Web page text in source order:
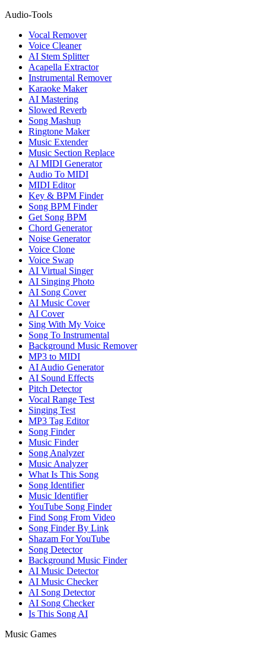
Audio-Tools
Vocal Remover
Voice Cleaner
AI Stem Splitter
Acapella Extractor
Instrumental Remover
Karaoke Maker
AI Mastering
Slowed Reverb
Song Mashup
Ringtone Maker
Music Extender
Music Section Replace
AI MIDI Generator
Audio To MIDI
MIDI Editor
Key & BPM Finder
Song BPM Finder
Get Song BPM
Chord Generator
Noise Generator
Voice Clone
Voice Swap
AI Virtual Singer
AI Singing Photo
AI Song Cover
AI Music Cover
AI Cover
Sing With My Voice
Song To Instrumental
Background Music Remover
MP3 to MIDI
AI Audio Generator
AI Sound Effects
Pitch Detector
Vocal Range Test
Singing Test
MP3 Tag Editor
Song Finder
Music Finder
Song Analyzer
Music Analyzer
What Is This Song
Song Identifier
Music Identifier
YouTube Song Finder
Find Song From Video
Song Finder By Link
Shazam For YouTube
Song Detector
Background Music Finder
AI Music Detector
AI Music Checker
AI Song Detector
AI Song Checker
Is This Song AI
Music Games